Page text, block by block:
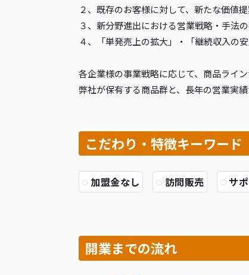
２、既存のお客様に対して、新たな価値
３、新分野進出における営業戦略・手法
４、「単発売上の拡大」・「継続収入の
各企業様の事業戦略に応じて、商品ライ
弊社が保有する商品群と、長年の営業実
こだわり・特徴キーワード
加盟金なし 訪問販売 サ
開業までの流れ